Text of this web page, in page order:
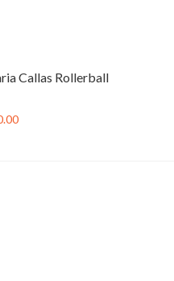
Callas Rollerball